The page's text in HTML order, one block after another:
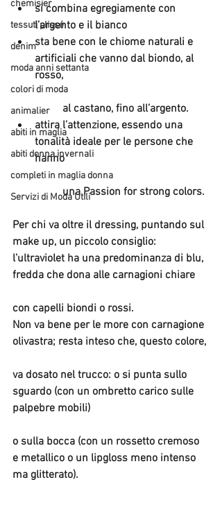
chemisier
tessuti plissé
denim
moda anni settanta
colori di moda
animalier
abiti in maglia
abiti donna invernali
completi in maglia donna
Servizi di Moda Utili
si combina egregiamente con
l’argento e il bianco
sta bene con le chiome naturali e
artificiali che vanno dal biondo, al
rosso,
	al castano, fino all’argento.
attira l’attenzione, essendo una
tonalità ideale per le persone che
hanno
	una Passion for strong colors.
Per chi va oltre il dressing, puntando sul
make up, un piccolo consiglio:
l’ultraviolet ha una predominanza di blu,
fredda che dona alle carnagioni chiare
con capelli biondi o rossi.
Non va bene per le more con carnagione
olivastra; resta inteso che, questo colore,
va dosato nel trucco: o si punta sullo
sguardo (con un ombretto carico sulle
palpebre mobili)
o sulla bocca (con un rossetto cremoso
e metallico o un lipgloss meno intenso
ma glitterato).